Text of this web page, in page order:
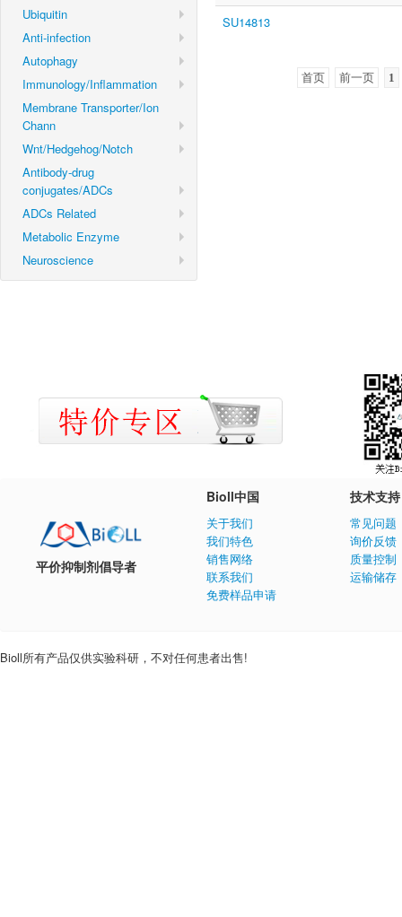
Ubiquitin
Anti-infection
Autophagy
Immunology/Inflammation
Membrane Transporter/Ion
Chann
Wnt/Hedgehog/Notch
Antibody-drug
conjugates/ADCs
ADCs Related
Metabolic Enzyme
Neuroscience
SU14813
首页 前一页 1
平价抑制剂倡导者
Bioll中国
关于我们
我们特色
销售网络
联系我们
免费样品申请
技术支持
常见问题
询价反馈
质量控制
运输储存
Bioll所有产品仅供实验科研，不对任何患者出售!